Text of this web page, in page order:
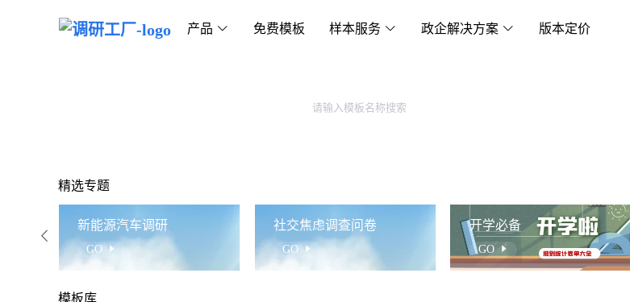
产品 免费模板 样本服务 政企解决方案 版本定价
精选专题
新能源汽车调研
GO
社交焦虑调查问卷
GO
开学必备
GO
模板库